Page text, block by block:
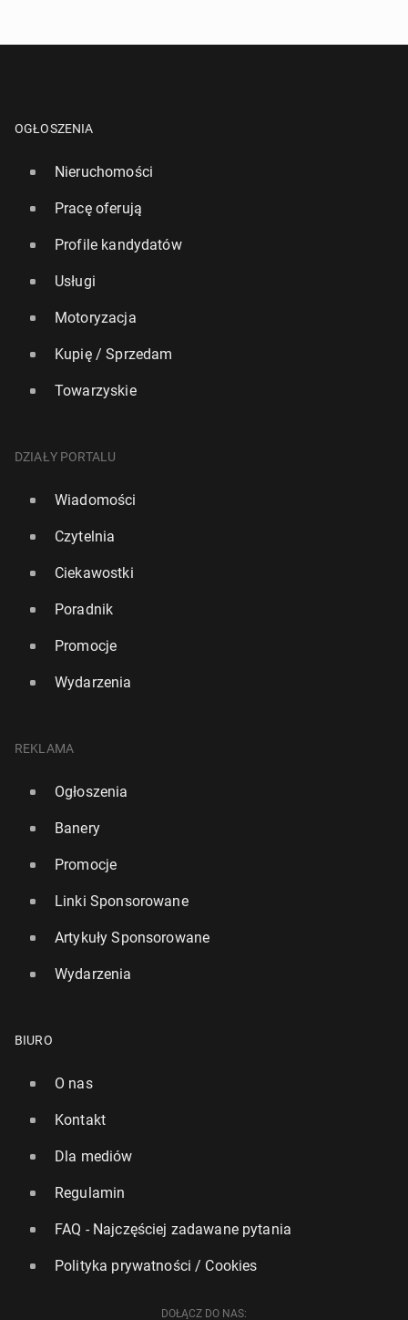
OGŁOSZENIA
Nieruchomości
Pracę oferują
Profile kandydatów
Usługi
Motoryzacja
Kupię / Sprzedam
Towarzyskie
DZIAŁY PORTALU
Wiadomości
Czytelnia
Ciekawostki
Poradnik
Promocje
Wydarzenia
REKLAMA
Ogłoszenia
Banery
Promocje
Linki Sponsorowane
Artykuły Sponsorowane
Wydarzenia
BIURO
O nas
Kontakt
Dla mediów
Regulamin
FAQ - Najczęściej zadawane pytania
Polityka prywatności / Cookies
DOŁĄCZ DO NAS: